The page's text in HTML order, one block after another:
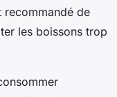
recommandé de
les boissons trop